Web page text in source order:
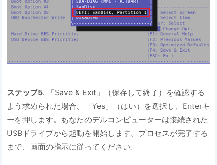
ステップ5. 「Save & Exit」（保存して終了）を確認する
よう求められた場合、「Yes」（はい）を選択し、Enterキ
ーを押します。あなたのデルコンピューターは接続された
USBドライブから起動を開始します。プロセスが完了する
まで、画面の指示に従ってください。